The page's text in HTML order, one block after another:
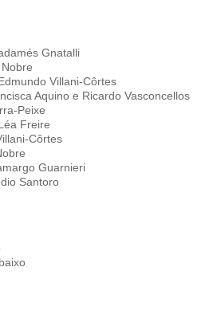
Gnatalli
Villani-Côrtes
Aquino e Ricardo Vasconcellos
Peixe
Freire
Côrtes
Guarnieri
Santoro